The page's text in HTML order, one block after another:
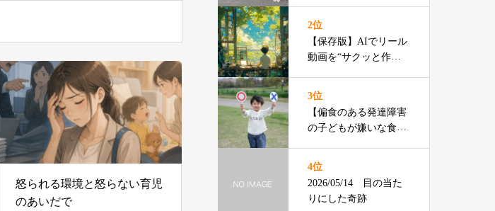
怒られる環境と怒らない育児
のあいだで
2位
【保存版】AIでリール
動画を“サクッと作る”3
3位
【偏食のある発達障害
の子どもが嫌いな食べ
4位
2026/05/14 目の当た
りにした奇跡